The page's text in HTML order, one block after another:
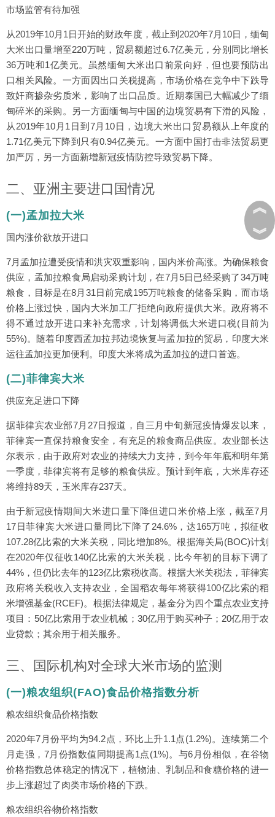
市场监管有待加强
从2019年10月1日开始的财政年度，截止到2020年7月10日，缅甸
大米出口量增至220万吨，贸易额超过6.7亿美元，分别同比增长
36万吨和1亿美元。虽然缅甸大米出口前景向好，但也要预防出
口相关风险。一方面因出口关税提高，市场价格在竞争中下跌导
致奸商掺杂劣质米，影响了出口品质。近期泰国已大幅减少了缅
甸碎米的采购。另一方面缅甸与中国的边境贸易有下滑的风险，
从2019年10月1日到7月10日，边境大米出口贸易额从上年度的
1.71亿美元下降到只有0.94亿美元。一方面中国打击非法贸易更
加严厉，另一方面新增新冠疫情防控导致贸易下降。
二、亚洲主要进口国情况
(一)孟加拉大米
国内涨价欲放开进口
7月孟加拉遭受疫情和洪灾双重影响，国内米价高涨。为确保粮食
供应，孟加拉粮食局启动采购计划，在7月5日已经采购了34万吨
粮食，目标是在8月31日前完成195万吨粮食的储备采购，而市场
价格上涨过快，国内大米加工厂拒绝向政府提供大米。政府将不
得不通过放开进口来补充需求，计划将调低大米进口税(目前为
55%)。随着印度西孟加拉邦边境恢复与孟加拉的贸易，印度大米
运往孟加拉更加便利。印度大米将成为孟加拉的进口首选。
(二)菲律宾大米
供应充足进口下降
据菲律宾农业部7月27日报道，自三月中旬新冠疫情爆发以来，
菲律宾一直保持粮食安全，有充足的粮食商品供应。农业部长达
尔表示，由于政府对农业的持续大力支持，到今年年底和明年第
一季度，菲律宾将有足够的粮食供应。预计到年底，大米库存还
将维持89天，玉米库存237天。
由于新冠疫情期间大米进口量下降但进口米价格上涨，截至7月
17日菲律宾大米进口量同比下降了24.6%，达165万吨，拟征收
107.28亿比索的大米关税，同比增加8%。根据海关局(BOC)计划
在2020年仅征收140亿比索的大米关税，比今年初的目标下调了
44%，但仍比去年的123亿比索税收高。根据大米关税法，菲律宾
政府将关税收入支持农业，全国稻农每年将获得100亿比索的稻
米增强基金(RCEF)。根据法律规定，基金分为四个重点农业支持
项目：50亿比索用于农业机械；30亿用于购买种子；20亿用于农
业贷款；其余用于相关服务。
三、国际机构对全球大米市场的监测
(一)粮农组织(FAO)食品价格指数分析
粮农组织食品价格指数
2020年7月份平均为94.2点，环比上升1.1点(1.2%)。连续第二个
月走强，7月份指数值同期提高1点(1%)。与6月份相似，在谷物
价格指数总体稳定的情况下，植物油、乳制品和食糖价格的进一
步上涨超过了肉类市场价格的下跌。
粮农组织谷物价格指数
︽
︾